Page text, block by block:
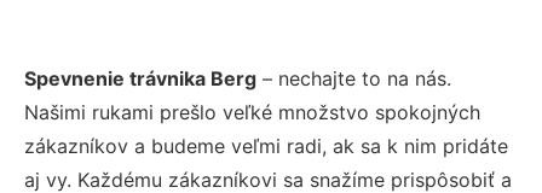
Spevnenie trávnika Berg – nechajte to na nás.
Našimi rukami prešlo veľké množstvo spokojných
zákazníkov a budeme veľmi radi, ak sa k nim pridáte
aj vy. Každému zákazníkovi sa snažíme prispôsobiť a